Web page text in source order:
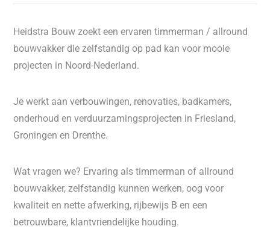
Heidstra Bouw zoekt een ervaren timmerman / allround
bouwvakker die zelfstandig op pad kan voor mooie
projecten in Noord-Nederland.
Je werkt aan verbouwingen, renovaties, badkamers,
onderhoud en verduurzamingsprojecten in Friesland,
Groningen en Drenthe.
Wat vragen we? Ervaring als timmerman of allround
bouwvakker, zelfstandig kunnen werken, oog voor
kwaliteit en nette afwerking, rijbewijs B en een
betrouwbare, klantvriendelijke houding.